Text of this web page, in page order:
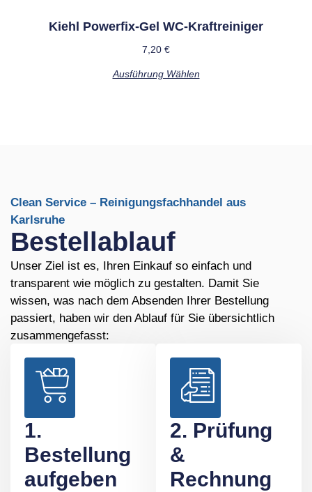
Kiehl Powerfix-Gel WC-Kraftreiniger
7,20 €
Ausführung Wählen
Clean Service – Reinigungsfachhandel aus
Karlsruhe
Bestellablauf
Unser Ziel ist es, Ihren Einkauf so einfach und
transparent wie möglich zu gestalten. Damit Sie
wissen, was nach dem Absenden Ihrer Bestellung
passiert, haben wir den Ablauf für Sie übersichtlich
zusammengefasst:
1.
Bestellung
aufgeben
2. Prüfung
&
Rechnung